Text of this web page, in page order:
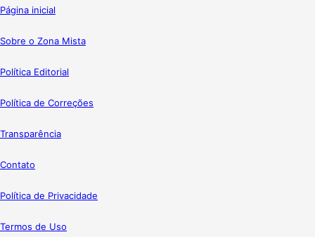
Página inicial
Sobre o Zona Mista
Política Editorial
Política de Correções
Transparência
Contato
Política de Privacidade
Termos de Uso